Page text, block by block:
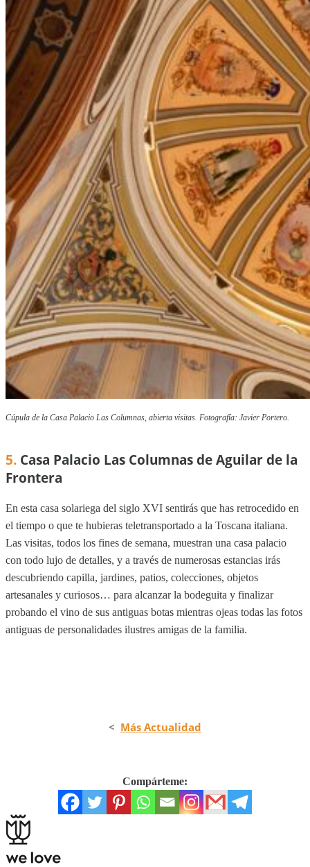
Cúpula de la Casa Palacio Las Columnas, abierta visitas. Fotografía: Javier Portero.
5. Casa Palacio Las Columnas de Aguilar de la
Frontera
En esta casa solariega del siglo XVI sentirás que has retrocedido en
el tiempo o que te hubieras teletransportado a la Toscana italiana.
Las visitas, todos los fines de semana, muestran una casa palacio
con todo lujo de detalles, y a través de numerosas estancias irás
descubriendo capilla, jardines, patios, colecciones, objetos
artesanales y curiosos… para alcanzar la bodeguita y finalizar
probando el vino de sus antiguas botas mientras ojeas todas las fotos
antiguas de personalidades ilustres amigas de la familia.
< Más Actualidad
Compárteme: